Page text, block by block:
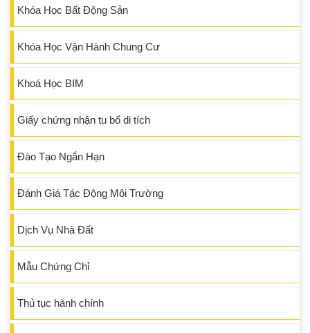
Khóa Học Bất Động Sản
Khóa Học Vận Hành Chung Cư
Khoá Học BIM
Giấy chứng nhận tu bổ di tích
Đào Tạo Ngắn Hạn
Đánh Giá Tác Động Môi Trường
Dịch Vụ Nhà Đất
Mẫu Chứng Chỉ
Thủ tục hành chính